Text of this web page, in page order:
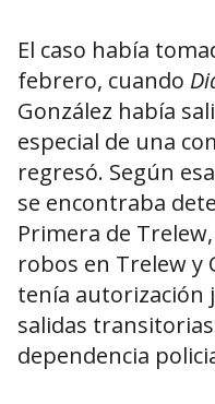
El caso había
febrero, cuando
González había
especial de una
regresó. Según
se encontraba
Primera de
robos en Trelew y
tenía autorización
salidas
dependencia